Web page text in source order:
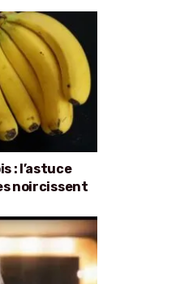
: l’astuce
noircissent